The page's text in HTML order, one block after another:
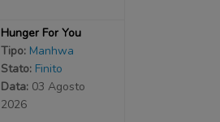
Hunger For You
Tipo: Manhwa
Stato: Finito
Data: 03 Agosto
2026